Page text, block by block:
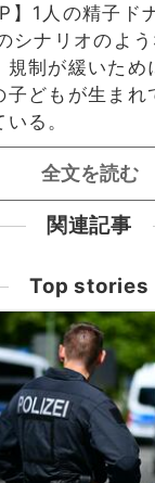
】1人の精子ド
ナリオのよう
規制が緩いため
子どもが生まれ
る。
全文を読む
関連記事
Top stories